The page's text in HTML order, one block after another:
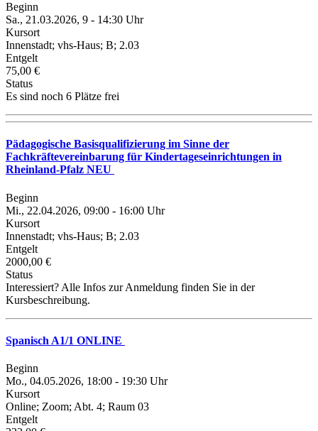
Beginn
Sa., 21.03.2026, 9 - 14:30 Uhr
Kursort
Innenstadt; vhs-Haus; B; 2.03
Entgelt
75,00 €
Status
Es sind noch 6 Plätze frei
Pädagogische Basisqualifizierung im Sinne der
Fachkräftevereinbarung für Kindertageseinrichtungen in
Rheinland-Pfalz NEU
Beginn
Mi., 22.04.2026, 09:00 - 16:00 Uhr
Kursort
Innenstadt; vhs-Haus; B; 2.03
Entgelt
2000,00 €
Status
Interessiert? Alle Infos zur Anmeldung finden Sie in der
Kursbeschreibung.
Spanisch A1/1 ONLINE
Beginn
Mo., 04.05.2026, 18:00 - 19:30 Uhr
Kursort
Online; Zoom; Abt. 4; Raum 03
Entgelt